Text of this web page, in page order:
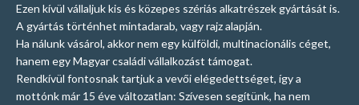
Ezen kívül vállaljuk kis és közepes szériás alkatrészek gyártását is.
A gyártás történhet mintadarab, vagy rajz alapján.
Ha nálunk vásárol, akkor nem egy külföldi, multinacionális céget,
hanem egy Magyar családi vállalkozást támogat.
Rendkívül fontosnak tartjuk a vevői elégedettséget, így a
mottónk már 15 éve változatlan: Szívesen segítünk, ha nem